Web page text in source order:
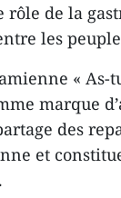
rôle de la
les
« As-
marque
des
et